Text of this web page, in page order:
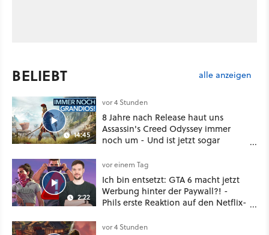
BELIEBT alle anzeigen
14:45
vor 4 Stunden
8 Jahre nach Release haut uns
Assassin's Creed Odyssey immer
noch um - Und ist jetzt sogar
2:22
vor einem Tag
Ich bin entsetzt: GTA 6 macht jetzt
Werbung hinter der Paywall?! -
Phils erste Reaktion auf den Netflix-
vor 4 Stunden